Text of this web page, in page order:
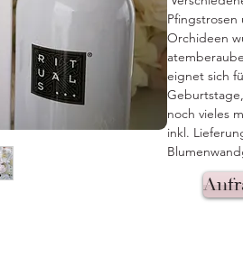
Pfingstrosen
Orchideen
eignet sich
noch vieles
inkl.